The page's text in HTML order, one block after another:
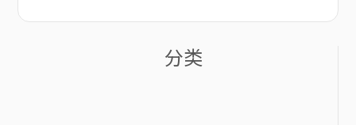
分类